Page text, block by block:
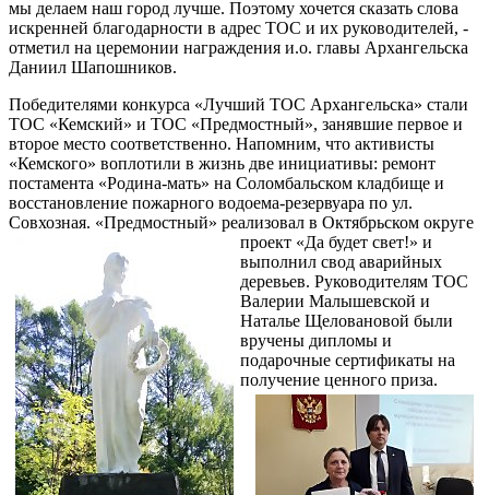
мы делаем наш город лучше. Поэтому хочется сказать слова
искренней благодарности в адрес ТОС и их руководителей, -
отметил на церемонии награждения и.о. главы Архангельска
Даниил Шапошников.
Победителями конкурса «Лучший ТОС Архангельска» стали
ТОС «Кемский» и ТОС «Предмостный», занявшие первое и
второе место соответственно. Напомним, что активисты
«Кемского» воплотили в жизнь две инициативы: ремонт
постамента «Родина-мать» на Соломбальском кладбище и
восстановление пожарного водоема-резервуара по ул.
Совхозная. «Предмостный» реализовал в Октябрьском округе
проект «Да будет свет!» и
выполнил свод аварийных
деревьев. Руководителям ТОС
Валерии Малышевской и
Наталье Щеловановой были
вручены дипломы и
подарочные сертификаты на
получение ценного приза.